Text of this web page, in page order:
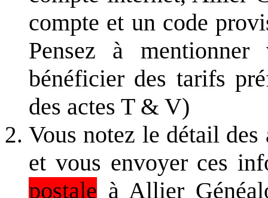
compte et un code
Pensez à mentionner
bénéficier des tarifs
des actes T & V)
Vous notez le détail des
et vous envoyer ces
postale à Allier